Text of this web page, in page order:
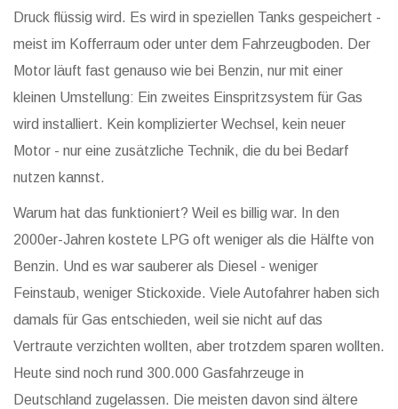
Druck flüssig wird. Es wird in speziellen Tanks gespeichert -
meist im Kofferraum oder unter dem Fahrzeugboden. Der
Motor läuft fast genauso wie bei Benzin, nur mit einer
kleinen Umstellung: Ein zweites Einspritzsystem für Gas
wird installiert. Kein komplizierter Wechsel, kein neuer
Motor - nur eine zusätzliche Technik, die du bei Bedarf
nutzen kannst.
Warum hat das funktioniert? Weil es billig war. In den
2000er-Jahren kostete LPG oft weniger als die Hälfte von
Benzin. Und es war sauberer als Diesel - weniger
Feinstaub, weniger Stickoxide. Viele Autofahrer haben sich
damals für Gas entschieden, weil sie nicht auf das
Vertraute verzichten wollten, aber trotzdem sparen wollten.
Heute sind noch rund 300.000 Gasfahrzeuge in
Deutschland zugelassen. Die meisten davon sind ältere